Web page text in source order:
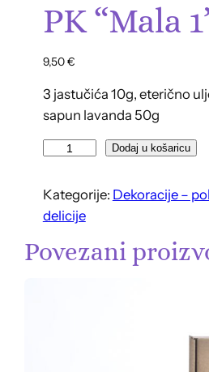
PK “Mala
9,50€
3 jastučića 10g, eterično
sapun lavanda 50g
"
M
l
Dodaj u košaricu
Kategorije: Dekoracije –
delicije
Povezani